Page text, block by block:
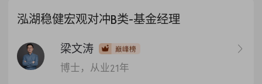
额业绩报酬的提取比例（Y）为
18%。
泓湖稳健宏观对冲B类-基金经理
梁文涛
博士，从业21年